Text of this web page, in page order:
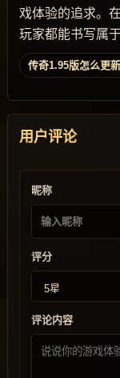
戏体验的追求。
玩家都能书写属
传奇1.95版怎么更
用户评论
昵称
评分
评论内容